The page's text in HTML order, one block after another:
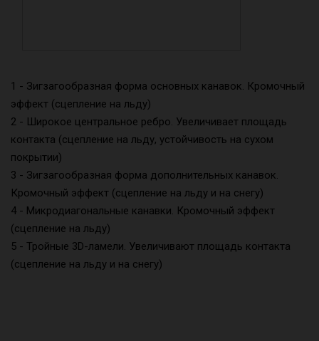
1 - Зигзагообразная форма основных канавок. Кромочный
эффект (сцепление на льду)
2 - Широкое центральное ребро. Увеличивает площадь
контакта (сцепление на льду, устойчивость на сухом
покрытии)
3 - Зигзагообразная форма дополнительных канавок.
Кромочный эффект (сцепление на льду и на снегу)
4 - Микродиагональные канавки. Кромочный эффект
(сцепление на льду)
5 - Тройные 3D-ламели. Увеличивают площадь контакта
(сцепление на льду и на снегу)